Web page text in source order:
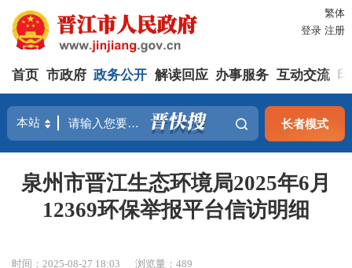
繁体
登录 注册
首页 市政府 政务公开 解读回应 办事服务 互动交流
长者模式
泉州市晋江生态环境局2025年6月
12369环保举报平台信访明细
时间：2025-08-27 18:03 浏览量：489